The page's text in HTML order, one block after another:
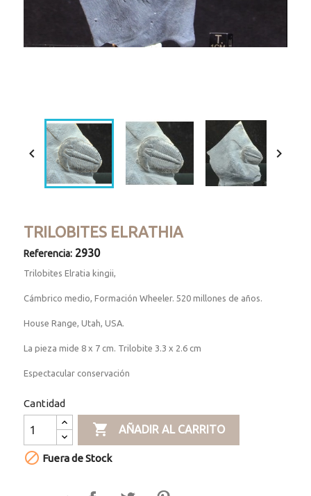
 
TRILOBITES ELRATHIA
Referencia: 2930
Trilobites Elratia kingii,
Cámbrico medio, Formación Wheeler. 520 millones de años.
House Range, Utah, USA.
La pieza mide 8 x 7 cm. Trilobite 3.3 x 2.6 cm
Espectacular conservación
Cantidad
 AÑADIR AL CARRITO
 Fuera de Stock